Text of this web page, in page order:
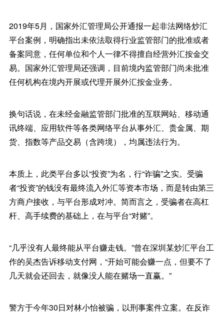
2019年5月，国家外汇管理局公开通报一起非法网络炒汇
平台案例，明确指出未依法取得行业监管部门的批准或者
备案同意，任何单位和个人一律不得擅自经营外汇按金交
易。国家外汇管理局还强调，目前境内监管部门尚未批准
任何机构在境内开展或代理开展外汇按金业务。
换句话说，在未经金融监管部门批准的互联网站、移动通
讯终端、应用软件等各类网络平台从事外汇、贵金属、期
货、指数等产品交易（含跨境），均属违法行为。
本质上，此类平台多以“投资”为名，行“诈骗”之实。受骗
者“投资”的钱没有最终流入外汇等资本市场，而是转由第三
方商户接收，与平台形成对冲。简而言之，受骗者在高杠
杆、高手续费的基础上，在与平台“对赌”。
“几乎没有人最终能从平台赚走钱。”曾在深圳某炒汇平台工
作的吴杰告诉移动支付网，“开始可能会赚一点，但要不了
几天就会还回去，就像没人能在赌场一直赢。”
警方于今年30日对林小怡被骗，以刑事案件立案。在反诈